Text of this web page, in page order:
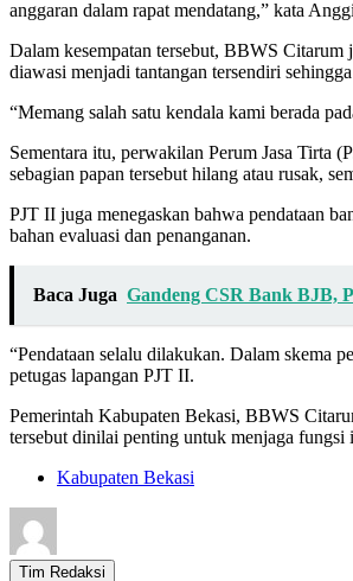
anggaran dalam rapat mendatang,” kata
Dalam kesempatan tersebut, BBWS Citarum
diawasi menjadi tantangan tersendiri
“Memang salah satu kendala kami berada
Sementara itu, perwakilan Perum Jasa Tirta
sebagian papan tersebut hilang atau rusak,
PJT II juga menegaskan bahwa pendataan
bahan evaluasi dan penanganan.
Baca Juga Gandeng CSR Bank BJB,
“Pendataan selalu dilakukan. Dalam skema
petugas lapangan PJT II.
Pemerintah Kabupaten Bekasi, BBWS
tersebut dinilai penting untuk menjaga
Kabupaten Bekasi
Tim Redaksi